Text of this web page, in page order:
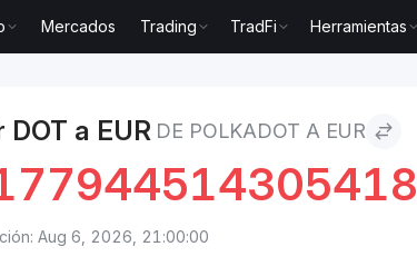
Mercados Trading TradFi Herramientas
DOT a EUR DE POLKADOT A EUR
Aug 6, 2026, 21:00:00